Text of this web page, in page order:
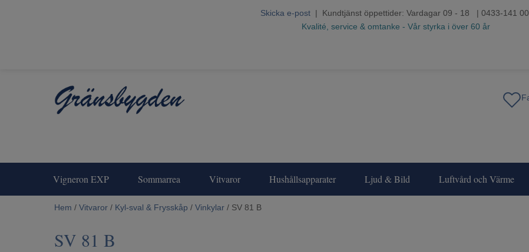
Skicka e-post | Kundtjänst öppettider: Vardagar 09 - 18 | 0433-141 00
Kvalité, service & omtanke - Vår styrka i över 60 år
Vigneron EXP Sommarrea Vitvaror Hushållsapparater Ljud & Bild Luftvård och Värme
Hem / Vitvaror / Kyl-sval & Frysskåp / Vinkylar / SV 81 B
SV 81 B